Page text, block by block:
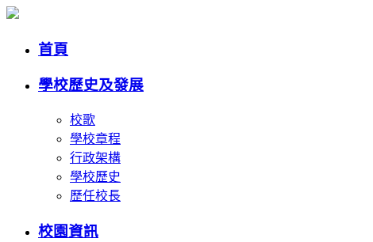
首頁
學校歷史及發展
校歌
學校章程
行政架構
學校歷史
歷任校長
校園資訊